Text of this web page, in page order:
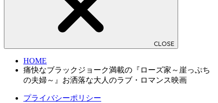
CLOSE
HOME
痛快なブラックジョーク満載の『ローズ家～崖っぷち
の夫婦～』お洒落な大人のラブ・ロマンス映画
プライバシーポリシー